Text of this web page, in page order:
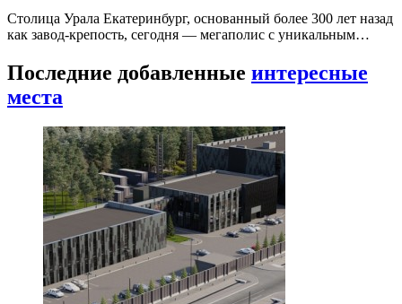
Столица Урала Екатеринбург, основанный более 300 лет назад
как завод-крепость, сегодня — мегаполис с уникальным…
Последние добавленные интересные
места